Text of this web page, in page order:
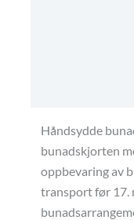
Håndsydde
bunadskjorten
oppbevaring av
transport før 17.